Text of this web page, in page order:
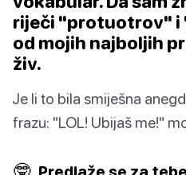
riječi "protuotrov" i
od mojih najboljih
živ.
Je li to bila smiješna
frazu: "LOL! Ubijaš me!"